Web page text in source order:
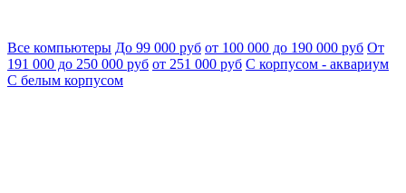
Все компьютеры До 99 000 руб от 100 000 до 190 000 руб От
191 000 до 250 000 руб от 251 000 руб С корпусом - аквариум
С белым корпусом